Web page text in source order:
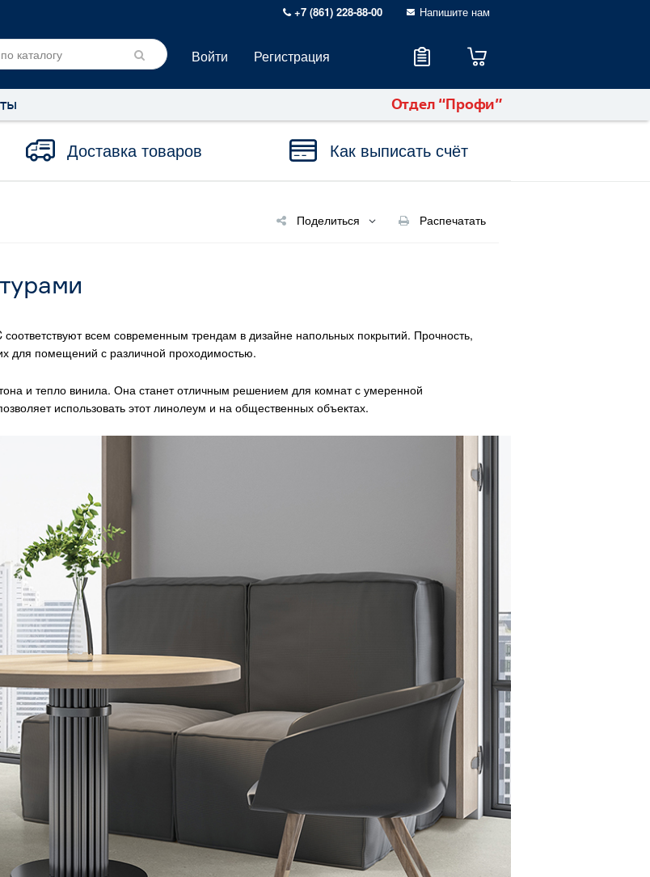
+7 (861) 228-88-00 Напишите нам
Войти Регистрация
Отдел “Профи”
Доставка товаров Как выписать счёт
Поделиться Распечатать
всем современным трендам в дизайне напольных покрытий. Прочность,
для помещений с различной проходимостью.
и тепло винила. Она станет отличным решением для комнат с умеренной
использовать этот линолеум и на общественных объектах.